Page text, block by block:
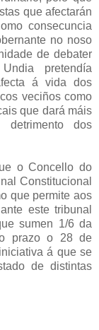
que afectarán
consecuncia
no noso
de debater
pretendía
á vida dos
veciños como
que dará máis
detrimento dos
o Concello do
Constitucional
que permite aos
este tribunal
sumen 1/6 da
prazo o 28 de
á que se
de distintas